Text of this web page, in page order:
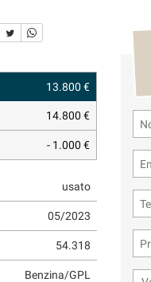
13.800 €
14.800 €
- 1.000 €
usato
05/2023
54.318
Benzina/GPL